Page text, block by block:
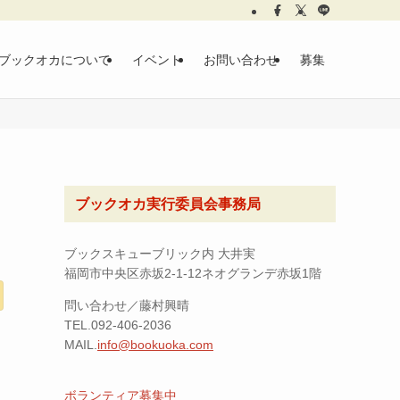
ブックオカについて イベント お問い合わせ 募集
ブックオカ実行委員会事務局
ブックスキューブリック内 大井実
福岡市中央区赤坂2-1-12ネオグランデ赤坂1階
問い合わせ／藤村興晴
TEL.092-406-2036
MAIL. info@bookuoka.com
ボランティア募集中